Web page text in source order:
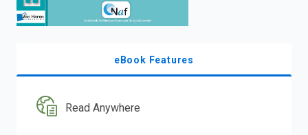
eBook Features
Read Anywhere